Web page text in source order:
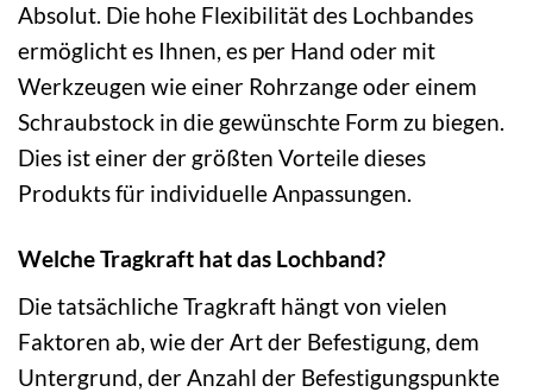
Absolut. Die hohe Flexibilität des Lochbandes
ermöglicht es Ihnen, es per Hand oder mit
Werkzeugen wie einer Rohrzange oder einem
Schraubstock in die gewünschte Form zu biegen.
Dies ist einer der größten Vorteile dieses
Produkts für individuelle Anpassungen.
Welche Tragkraft hat das Lochband?
Die tatsächliche Tragkraft hängt von vielen
Faktoren ab, wie der Art der Befestigung, dem
Untergrund, der Anzahl der Befestigungspunkte